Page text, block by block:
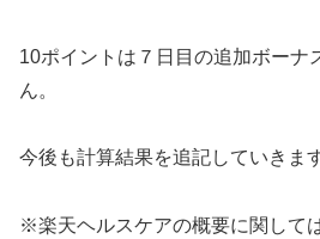
10ポイントは７日目の追加ボーナ
ん。
今後も計算結果を追記していきます
※楽天ヘルスケアの概要に関して